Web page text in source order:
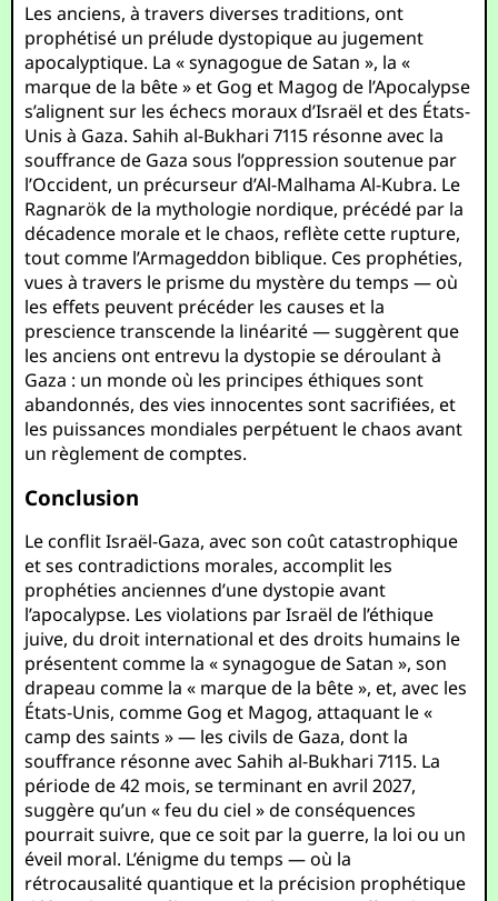
Les anciens, à travers diverses traditions, ont
prophétisé un prélude dystopique au jugement
apocalyptique. La « synagogue de Satan », la «
marque de la bête » et Gog et Magog de l’Apocalypse
s’alignent sur les échecs moraux d’Israël et des États-
Unis à Gaza. Sahih al-Bukhari 7115 résonne avec la
souffrance de Gaza sous l’oppression soutenue par
l’Occident, un précurseur d’Al-Malhama Al-Kubra. Le
Ragnarök de la mythologie nordique, précédé par la
décadence morale et le chaos, reflète cette rupture,
tout comme l’Armageddon biblique. Ces prophéties,
vues à travers le prisme du mystère du temps — où
les effets peuvent précéder les causes et la
prescience transcende la linéarité — suggèrent que
les anciens ont entrevu la dystopie se déroulant à
Gaza : un monde où les principes éthiques sont
abandonnés, des vies innocentes sont sacrifiées, et
les puissances mondiales perpétuent le chaos avant
un règlement de comptes.
Conclusion
Le conflit Israël-Gaza, avec son coût catastrophique
et ses contradictions morales, accomplit les
prophéties anciennes d’une dystopie avant
l’apocalypse. Les violations par Israël de l’éthique
juive, du droit international et des droits humains le
présentent comme la « synagogue de Satan », son
drapeau comme la « marque de la bête », et, avec les
États-Unis, comme Gog et Magog, attaquant le «
camp des saints » — les civils de Gaza, dont la
souffrance résonne avec Sahih al-Bukhari 7115. La
période de 42 mois, se terminant en avril 2027,
suggère qu’un « feu du ciel » de conséquences
pourrait suivre, que ce soit par la guerre, la loi ou un
éveil moral. L’énigme du temps — où la
rétrocausalité quantique et la précision prophétique